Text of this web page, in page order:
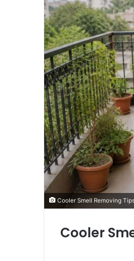
d
a
n
e
m
a
i
l
Cooler Smell Removing
Cooler